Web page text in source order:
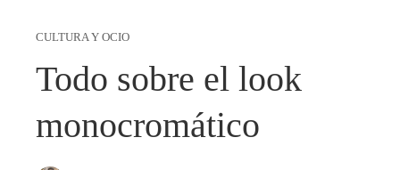
CULTURA Y OCIO
Todo sobre el look
monocromático